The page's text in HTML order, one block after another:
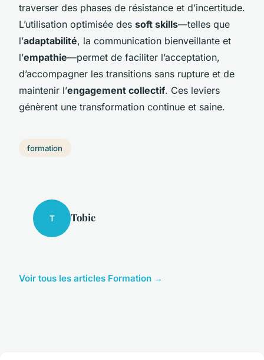
traverser des phases de résistance et d’incertitude.
L’utilisation optimisée des soft skills—telles que
l’adaptabilité, la communication bienveillante et
l’empathie—permet de faciliter l’acceptation,
d’accompagner les transitions sans rupture et de
maintenir l’engagement collectif. Ces leviers
génèrent une transformation continue et saine.
formation
T Tobie
Voir tous les articles Formation →